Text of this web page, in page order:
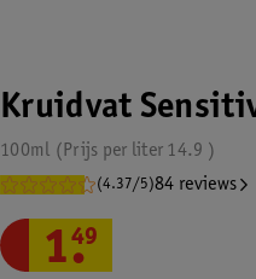
Kruidvat
100ml 14.9
Prijs per liter
(4.37/5)84 reviews
1.
49